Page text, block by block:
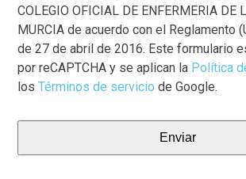
COLEGIO OFICIAL DE ENFERMERIA DE
MURCIA de acuerdo con el Reglamento
de 27 de abril de 2016. Este formulario
por reCAPTCHA y se aplican la Política
losTérminos de servicio de Google.
Enviar